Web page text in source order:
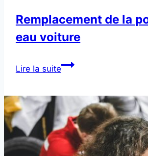
Remplacement de la
eau voiture
Lire la suiteRemplacement
pompe
à
eau
voiture